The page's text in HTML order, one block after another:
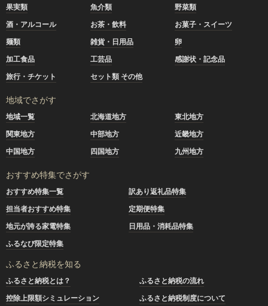
果実類
魚介類
野菜類
酒・アルコール
お茶・飲料
お菓子・スイーツ
麺類
雑貨・日用品
卵
加工食品
工芸品
感謝状・記念品
旅行・チケット
セット類 その他
地域でさがす
地域一覧 北海道地方
東北地方
関東地方
中部地方
近畿地方
中国地方
四国地方 九州地方
おすすめ特集でさがす
おすすめ特集一覧
訳あり返礼品特集
担当者おすすめ特集
定期便特集
地元が誇る家電特集
日用品・消耗品特集
ふるなび限定特集
ふるさと納税を知る
ふるさと納税とは？
ふるさと納税の流れ
控除上限額シミュレーション
ふるさと納税制度について